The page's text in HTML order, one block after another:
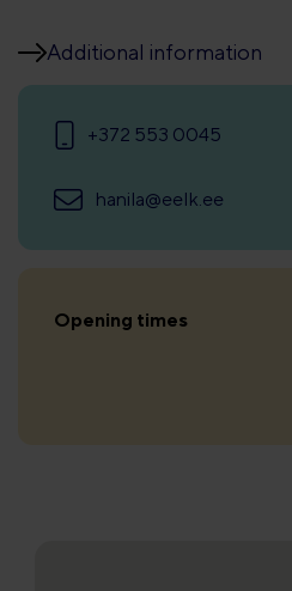
Additional information
+372 553 0045
hanila@eelk.ee
Opening times